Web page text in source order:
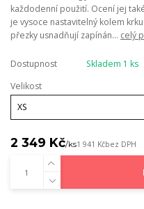
každodenní použití. Ocení jej
je vysoce nastavitelný kolem
přezky usnadňují zapínán... celý
Dostupnost
Skladem 1 ks
Velikost
2 349 Kč/ks1 941 Kčbez DPH